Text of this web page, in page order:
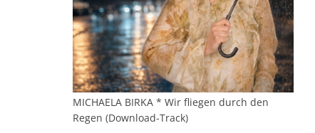
MICHAELA BIRKA * Wir fliegen durch den
Regen (Download-Track)